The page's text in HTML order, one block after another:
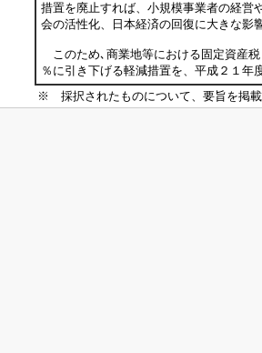
措置を廃止すれば、小規模事業者の経営
会の活性化、日本経済の回復に大きな影
このため､商業地等における固定資産
％に引き下げる軽減措置を、平成２１年
※ 採択されたものについて、要旨を掲